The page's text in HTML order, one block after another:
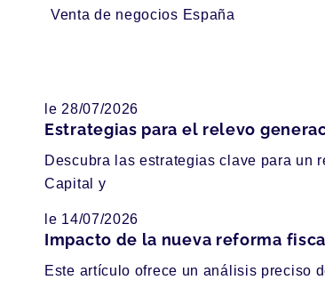
Venta de negocios España
le 28/07/2026
Estrategias para el relevo
Descubra las estrategias clave para un
Capital y
le 14/07/2026
Impacto de la nueva reforma
Este artículo ofrece un análisis preciso